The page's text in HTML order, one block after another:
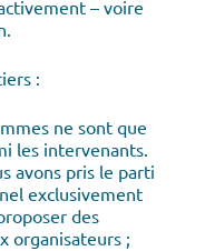
– voire
:
ne sont que
les intervenants.
avons pris le parti
exclusivement
des
organisateurs ;